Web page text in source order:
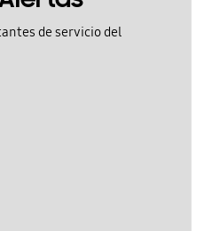
de servicio del